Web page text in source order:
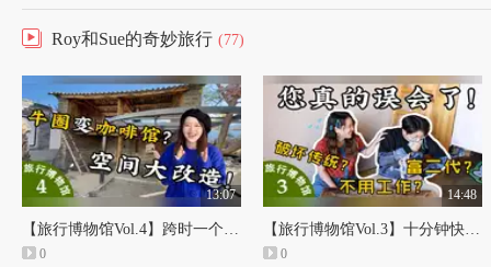
Roy和Sue的奇妙旅行 (77)
13:07
【旅行博物馆Vol.4】跨时一个半月的拍摄记录……云南老院空间大改造！
0
14:48
【旅行博物馆Vol.3】十分钟快速了解Roy&Sue，和他们的“免费博物馆”！
0